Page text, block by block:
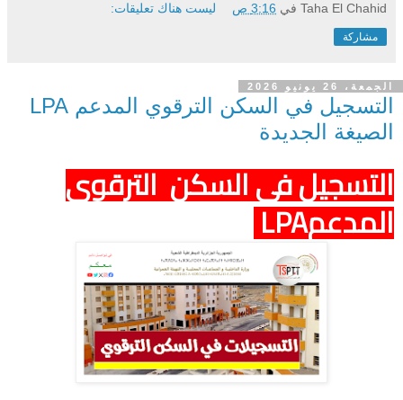
Taha El Chahid في 3:16 ص ليست هناك تعليقات:
مشاركة
الجمعة، 26 يونيو 2026
التسجيل في السكن الترقوي المدعم LPA
الصيغة الجديدة
التسجيل في السكن الترقوي
المدعمLPA